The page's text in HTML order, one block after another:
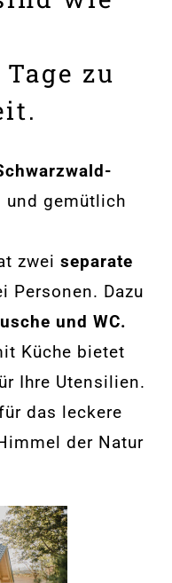
zu
und gemütlich
zwei separate
Personen. Dazu
und WC.
Küche bietet
Ihre Utensilien.
das leckere
der Natur